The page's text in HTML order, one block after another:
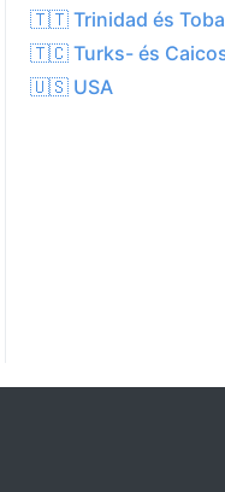
🇹🇹 Trinidad és
🇹🇨 Turks- és
🇺🇸 USA